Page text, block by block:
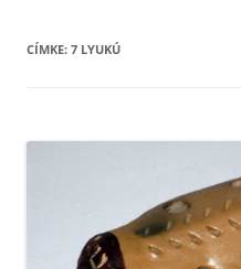
CÍMKE: 7 LYUKÚ